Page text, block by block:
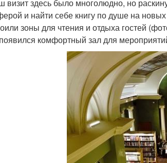
визит здесь было многолюдно, но
и найти себе книгу по душе на
зоны для чтения и отдыха гостей
комфортный зал для